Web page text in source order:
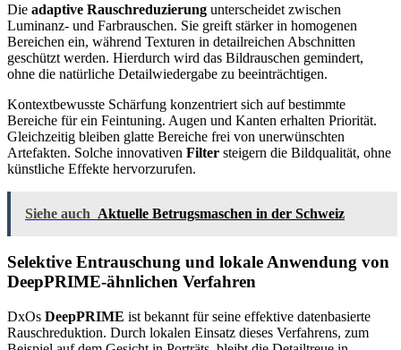
Die adaptive Rauschreduzierung unterscheidet zwischen
Luminanz- und Farbrauschen. Sie greift stärker in homogenen
Bereichen ein, während Texturen in detailreichen Abschnitten
geschützt werden. Hierdurch wird das Bildrauschen gemindert,
ohne die natürliche Detailwiedergabe zu beeinträchtigen.
Kontextbewusste Schärfung konzentriert sich auf bestimmte
Bereiche für ein Feintuning. Augen und Kanten erhalten Priorität.
Gleichzeitig bleiben glatte Bereiche frei von unerwünschten
Artefakten. Solche innovativen Filter steigern die Bildqualität, ohne
künstliche Effekte hervorzurufen.
Siehe auch Aktuelle Betrugsmaschen in der Schweiz
Selektive Entrauschung und lokale Anwendung von
DeepPRIME-ähnlichen Verfahren
DxOs DeepPRIME ist bekannt für seine effektive datenbasierte
Rauschreduktion. Durch lokalen Einsatz dieses Verfahrens, zum